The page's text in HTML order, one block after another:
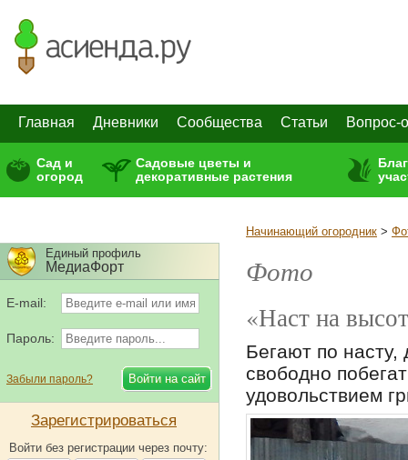
Главная Дневники Сообщества Статьи Вопрос-
Сад и
огород
Садовые цветы и
декоративные растения
Начинающий огородник >
Фото
«Наст на
Бегают по
свободно
удовольствием
Единый профиль
МедиаФорт
E-mail:
Пароль:
Забыли пароль?
Зарегистрироваться
Войти без регистрации через почту: